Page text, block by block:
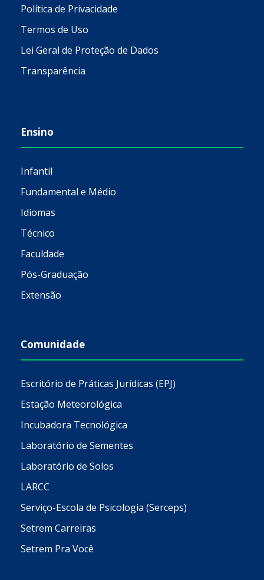
Política de Privacidade
Termos de Uso
Lei Geral de Proteção de Dados
Transparência
Ensino
Infantil
Fundamental e Médio
Idiomas
Técnico
Faculdade
Pós-Graduação
Extensão
Comunidade
Escritório de Práticas Jurídicas (EPJ)
Estação Meteorológica
Incubadora Tecnológica
Laboratório de Sementes
Laboratório de Solos
LARCC
Serviço-Escola de Psicologia (Serceps)
Setrem Carreiras
Setrem Pra Você